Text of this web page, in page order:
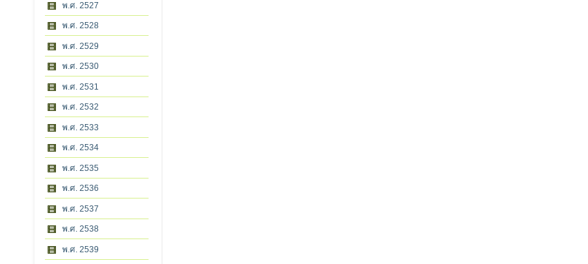
พ.ศ. 2527
พ.ศ. 2528
พ.ศ. 2529
พ.ศ. 2530
พ.ศ. 2531
พ.ศ. 2532
พ.ศ. 2533
พ.ศ. 2534
พ.ศ. 2535
พ.ศ. 2536
พ.ศ. 2537
พ.ศ. 2538
พ.ศ. 2539